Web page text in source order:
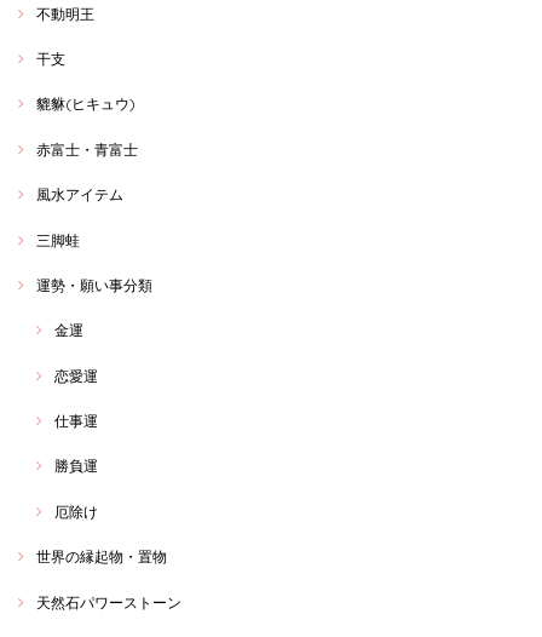
不動明王
干支
貔貅(ヒキュウ)
赤富士・青富士
風水アイテム
三脚蛙
運勢・願い事分類
金運
恋愛運
仕事運
勝負運
厄除け
世界の縁起物・置物
天然石パワーストーン